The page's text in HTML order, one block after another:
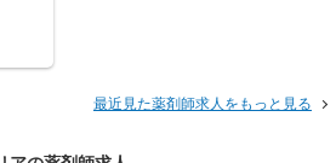
最近見た薬剤師求人をもっと見る